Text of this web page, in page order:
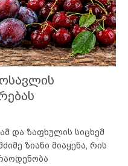
და ზაფხულის სიცხემ
ზიანი მიაყენა, რის